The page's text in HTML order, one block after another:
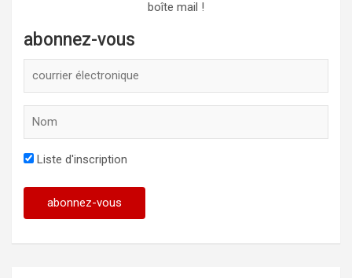
boîte mail !
abonnez-vous
Liste d'inscription